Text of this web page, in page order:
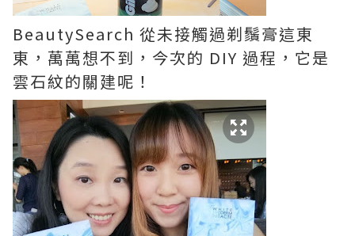
BeautySearch 從未接觸過剃鬚膏這東
東，萬萬想不到，今次的 DIY 過程，它是
雲石紋的關建呢！